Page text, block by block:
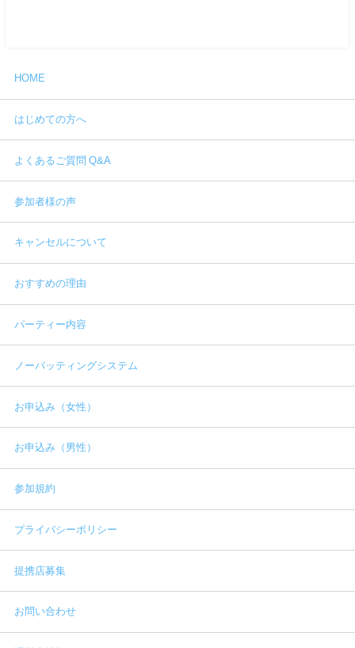
HOME
はじめての方へ
よくあるご質問 Q&A
参加者様の声
キャンセルについて
おすすめの理由
パーティー内容
ノーバッティングシステム
お申込み（女性）
お申込み（男性）
参加規約
プライバシーポリシー
提携店募集
お問い合わせ